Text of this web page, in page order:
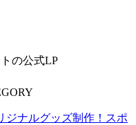
ジナルグッズ制作！スポ